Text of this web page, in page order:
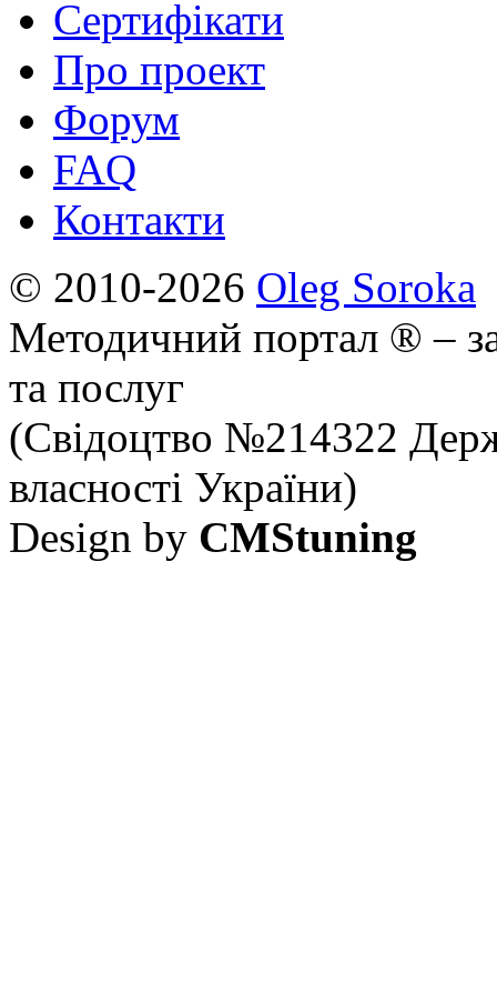
Сертифікати
Про проект
Форум
FAQ
Контакти
© 2010-2026 Oleg Soroka
Методичний портал ® –
та послуг
(Свідоцтво №214322
власності України)
Design by CMStuning